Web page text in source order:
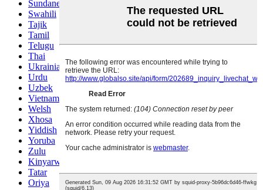
Sundanese
Swahili
Tajik
Tamil
Telugu
Thai
Ukrainian
Urdu
Uzbek
Vietnamese
Welsh
Xhosa
Yiddish
Yoruba
Zulu
Kinyarwanda
Tatar
Oriya